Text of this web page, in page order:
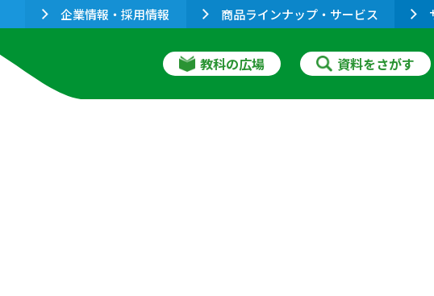
企業情報・採用情報 商品ラインナップ・サービス
教科の広場 資料をさがす